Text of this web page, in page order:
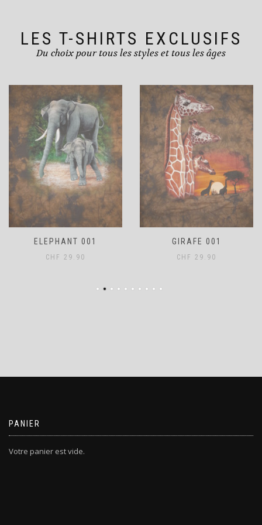
du
produit
du
produit
LES T-SHIRTS EXCLUSIFS
Du choix pour tous les styles et tous les âges
ELEPHANT 001
CHF 29.90
GIRAFE 001
CHF 29.90
PANIER
Votre panier est vide.